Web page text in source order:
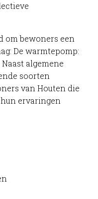
om bewoners een
De warmtepomp:
algemene
soorten
van Houten die
ervaringen